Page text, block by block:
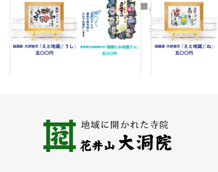
.
0
7
.
3
1
月
替
わ